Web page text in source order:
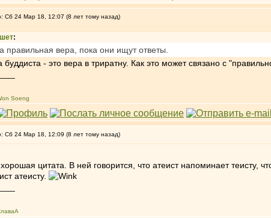
Сб 24 Мар 18, 12:07 (8 лет тому назад)
:
вера, пока они ищут ответы.
- это вера в триратну. Как это может связано с
Soeng
Сб 24 Мар 18, 12:09 (8 лет тому назад)
цитата. В ней говорится, что атеист напоминает теисту,
атеисту.